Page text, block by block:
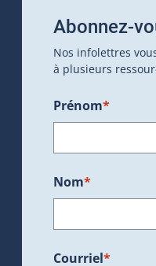
Abonnez-
Nos infolettres
à plusieurs
Prénom*
Nom*
Courriel*